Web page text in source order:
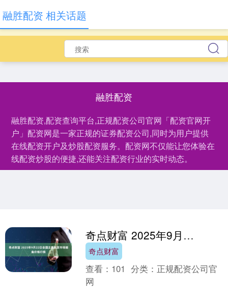
融胜配资
融胜配资,配资查询平台,正规配资公司官网「配资官网开
户」配资网是一家正规的证券配资公司,同时为用户提供
在线配资开户及炒股配资服务。配资网不仅能让您体验在
线配资炒股的便捷,还能关注配资行业的实时动态。
融胜配资 相关话题
奇点财富 2025年9月22日全国主要批发市场鲳鱼价格行情
奇点财富
查看： 101 分类： 正规配资公司官
网